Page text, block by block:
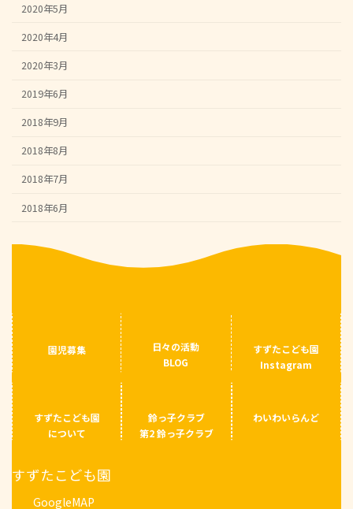
2020年5月
2020年4月
2020年3月
2019年6月
2018年9月
2018年8月
2018年7月
2018年6月
園児募集
日々の活動
BLOG
すずたこども園
Instagram
すずたこども園
について
鈴っ子クラブ
第2 鈴っ子クラブ
わいわいらんど
すずたこども園
GoogleMAP